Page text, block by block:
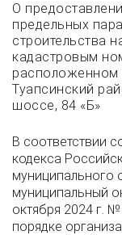
О
предельных
строительства
кадастровым
расположенном
Туапсинский
шоссе, 84 «Б»
В соответствии
кодекса
муниципального
муниципальный
октября 2024 г.
порядке